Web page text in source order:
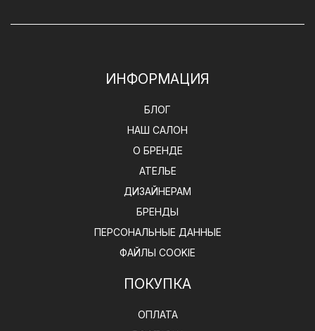
ИНФОРМАЦИЯ
БЛОГ
НАШ САЛОН
О БРЕНДЕ
АТЕЛЬЕ
ДИЗАЙНЕРАМ
БРЕНДЫ
ПЕРСОНАЛЬНЫЕ ДАННЫЕ
ФАЙЛЫ COOKIE
ПОКУПКА
ОПЛАТА